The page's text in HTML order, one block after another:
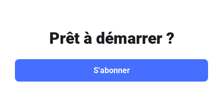
Prêt à démarrer ?
S'abonner